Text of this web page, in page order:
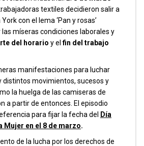
textiles decidieron salir a
con el lema ‘Pan y rosas’
las míseras condiciones laborales y
del horario y elfin del trabajo
manifestaciones para luchar
distintos movimientos, sucesos y
la huelga de las camiseras de
a partir de entonces. El episodio
para fijar la fecha del
Día
Mujer en el 8 de marzo.
de la lucha por los derechos de